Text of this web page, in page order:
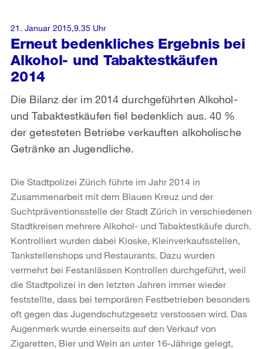
Erneut bedenkliches Ergebnis bei
Alkohol- und Tabaktestkäufen
2014
Die Bilanz der im 2014 durchgeführten Alkohol-
und Tabaktestkäufen fiel bedenklich aus. 40 %
der getesteten Betriebe verkauften alkoholische
Getränke an Jugendliche.
21. Januar 2015,9.35 Uhr
Die Stadtpolizei Zürich führte im Jahr 2014 in
Zusammenarbeit mit dem Blauen Kreuz und der
Suchtpräventionsstelle der Stadt Zürich in verschiedenen
Stadtkreisen mehrere Alkohol- und Tabaktestkäufe durch.
Kontrolliert wurden dabei Kioske, Kleinverkaufsstellen,
Tankstellenshops und Restaurants. Dazu wurden
vermehrt bei Festanlässen Kontrollen durchgeführt, weil
die Stadtpolizei in den letzten Jahren immer wieder
feststellte, dass bei temporären Festbetrieben besonders
oft gegen das Jugendschutzgesetz verstossen wird. Das
Augenmerk wurde einerseits auf den Verkauf von
Zigaretten, Bier und Wein an unter 16-Jährige gelegt,